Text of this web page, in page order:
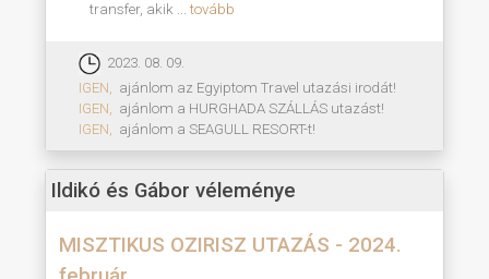
transfer, akik ... tovább
2023. 08. 09.
IGEN, ajánlom az Egyiptom Travel utazási irodát!
IGEN, ajánlom a HURGHADA SZÁLLÁS utazást!
IGEN, ajánlom a SEAGULL RESORT-t!
Ildikó és Gábor véleménye
MISZTIKUS OZIRISZ UTAZÁS - 2024.